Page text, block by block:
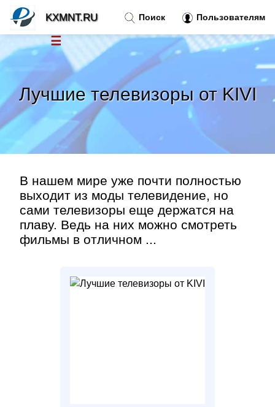
Лучшие телевизоры от KIVI
В нашем мире уже почти полностью
выходит из моды телевидение, но
сами телевизоры еще держатся на
плаву. Ведь на них можно смотреть
фильмы в отличном ...
Поиск Пользователям
KXMNT.RU
☰
Новости »
Тренды новостей»
Рубрики »
Контакт »